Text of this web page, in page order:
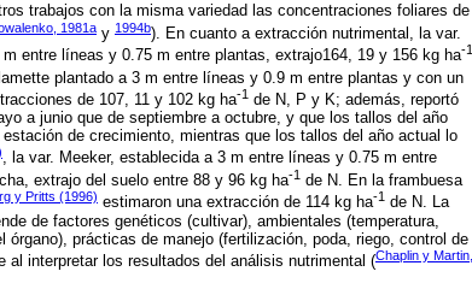
trabajos con la misma variedad las concentraciones foliares de
1981a y 1994b). En cuanto a extracción nutrimental, la var.
entre líneas y 0.75 m entre plantas, extrajo164, 19 y 156 kg ha-1
plantado a 3 m entre líneas y 0.9 m entre plantas y con un
de 107, 11 y 102 kg ha-1 de N, P y K; además, reportó
a junio que de septiembre a octubre, y que los tallos del año
de crecimiento, mientras que los tallos del año actual lo
, la var. Meeker, establecida a 3 m entre líneas y 0.75 m entre
extrajo del suelo entre 88 y 96 kg ha-1 de N. En la frambuesa
y Pritts (1996) estimaron una extracción de 114 kg ha-1 de N. La
de factores genéticos (cultivar), ambientales (temperatura,
prácticas de manejo (fertilización, poda, riego, control de
interpretar los resultados del análisis nutrimental (Chaplin y Martin,